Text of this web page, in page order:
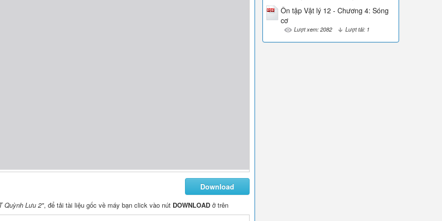
Download
Quỳnh Lưu 2", để tải tài liệu gốc về máy bạn click vào nút DOWNLOAD ở trên
Ôn tập Vật lý 12 - Chương 4: Sóng
cơ
Lượt xem: 2082 Lượt tải: 1